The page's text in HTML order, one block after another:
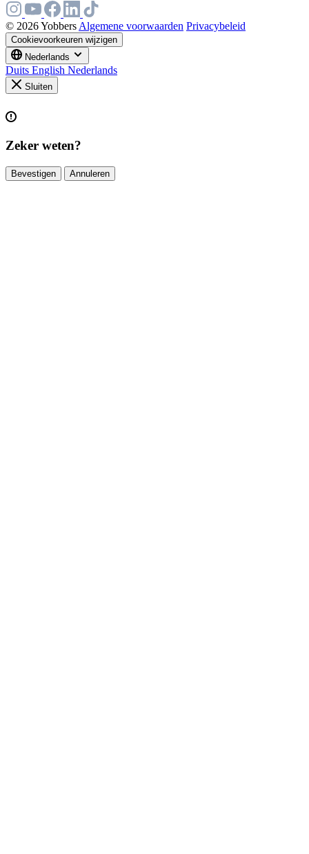
© 2026 Yobbers Algemene voorwaarden Privacybeleid
Cookievoorkeuren wijzigen
Nederlands
Duits English Nederlands
Sluiten
Zeker weten?
Bevestigen Annuleren